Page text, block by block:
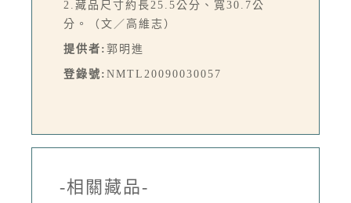
2.藏品尺寸約長25.5公分、寬30.7公
分。（文／高維志）
提供者: 郭明進
登錄號: NMTL20090030057
-相關藏品-